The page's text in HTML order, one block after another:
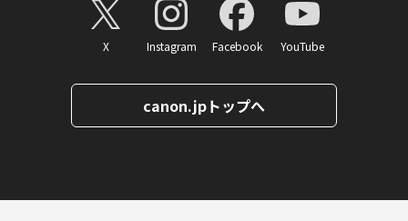
X Instagram Facebook YouTube
canon.jpトップへ